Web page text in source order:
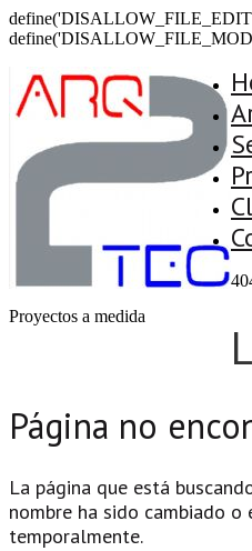
Proyectos a medida
Página no
La página que está
nombre ha sido cambiado
temporalmente.